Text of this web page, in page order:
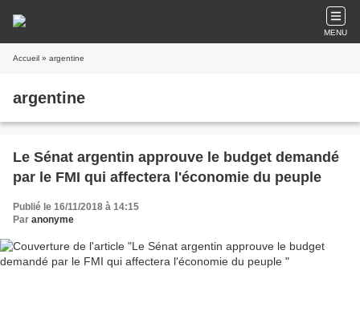
MENU
Accueil » argentine
argentine
Le Sénat argentin approuve le budget demandé
par le FMI qui affectera l'économie du peuple
Publié le 16/11/2018 à 14:15
Par anonyme